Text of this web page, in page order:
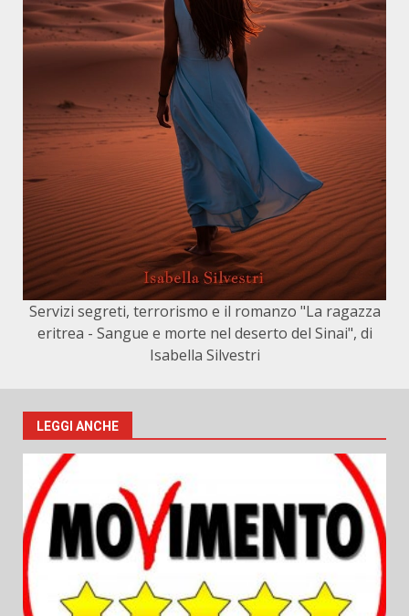
Servizi segreti, terrorismo e il romanzo "La ragazza
eritrea - Sangue e morte nel deserto del Sinai", di
Isabella Silvestri
LEGGI ANCHE